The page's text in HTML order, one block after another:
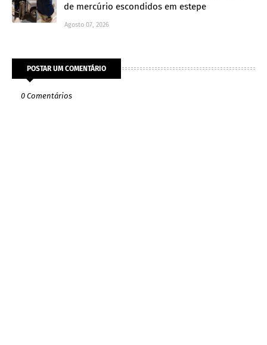
de mercúrio escondidos em estepe
Agosto 07, 2026
POSTAR UM COMENTÁRIO
0 Comentários